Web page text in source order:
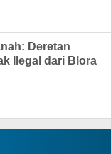
Deretan
Ilegal dari Blora